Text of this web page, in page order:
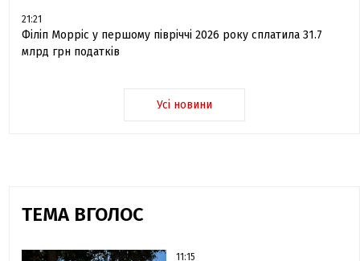
21:21
Філіп Морріс у першому півріччі 2026 року сплатила 31.7
млрд грн податків
Усі новини
ТЕМА ВГОЛОС
11:15